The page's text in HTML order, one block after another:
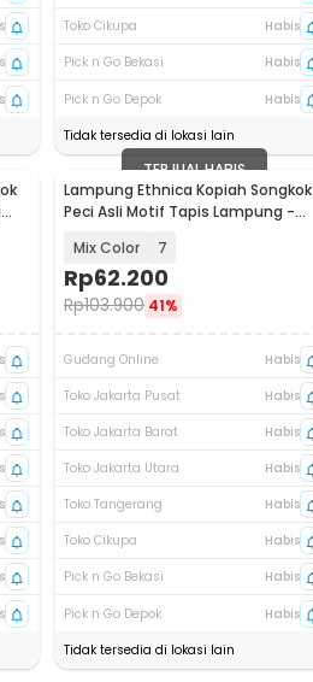
Toko Cikupa
Habis
Pick n Go Bekasi
Habis
Pick n Go Depok
Habis
Tidak tersedia di lokasi lain
TERJUAL HABIS
Lampung Ethnica Kopiah Songkok
Peci Asli Motif Tapis Lampung -
Mix Color 7
Rp62.200
Rp103.900 41%
Gudang Online
Habis
Toko Jakarta Pusat
Habis
Toko Jakarta Barat
Habis
Toko Jakarta Utara
Habis
Toko Tangerang
Habis
Toko Cikupa
Habis
Pick n Go Bekasi
Habis
Pick n Go Depok
Habis
Tidak tersedia di lokasi lain